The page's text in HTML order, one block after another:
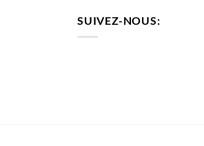
SUIVEZ-NOUS: